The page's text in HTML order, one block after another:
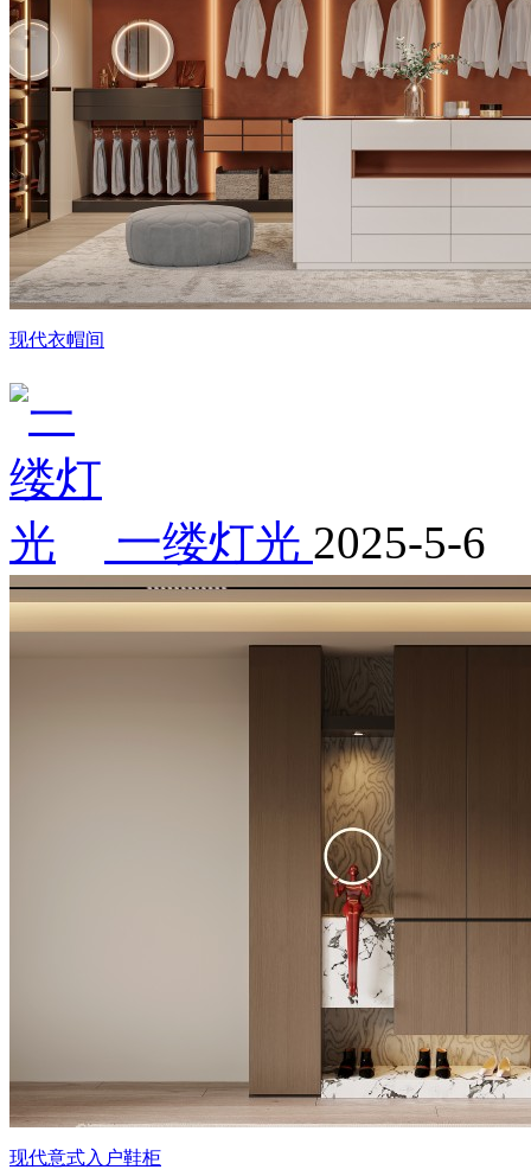
现代衣帽间
一缕灯光 2025-5-6
现代意式入户鞋柜